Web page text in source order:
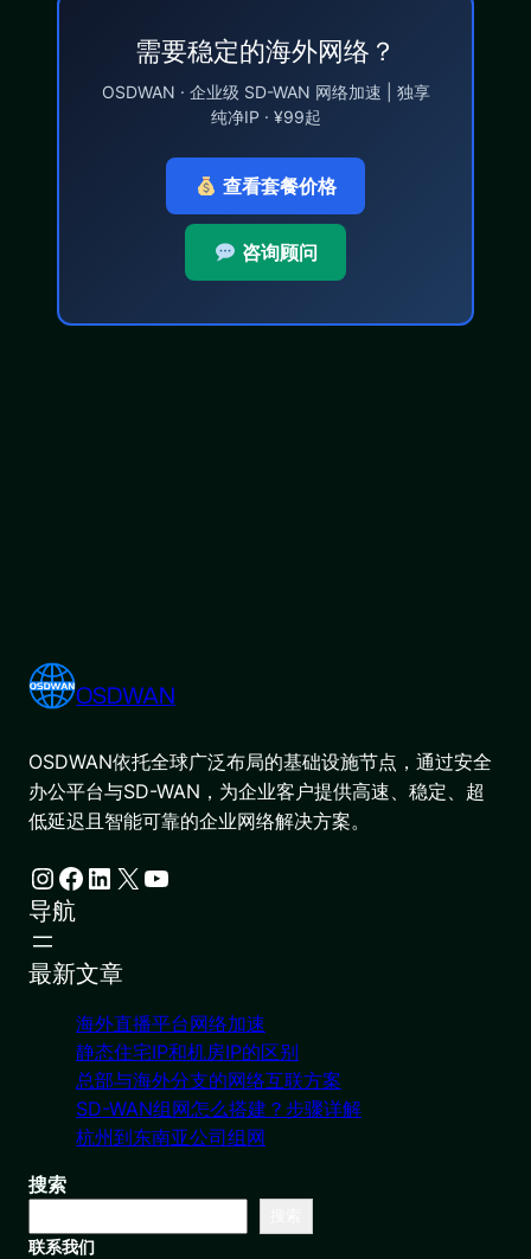
需要稳定的海外网络？
OSDWAN · 企业级 SD-WAN 网络加速 | 独享
纯净IP · ¥99起
查看套餐价格
咨询顾问
OSDWAN
OSDWAN依托全球广泛布局的基础设施节点，通过安全
办公平台与SD-WAN，为企业客户提供高速、稳定、超
低延迟且智能可靠的企业网络解决方案。
Instagram Facebook LinkedIn X YouTube
导航
最新文章
海外直播平台网络加速
静态住宅IP和机房IP的区别
总部与海外分支的网络互联方案
SD-WAN组网怎么搭建？步骤详解
杭州到东南亚公司组网
搜索
联系我们